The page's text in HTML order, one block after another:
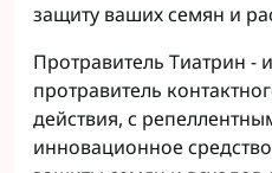
защиту ваших семян и
Протравитель Тиатрин -
протравитель
действия, с
инновационное